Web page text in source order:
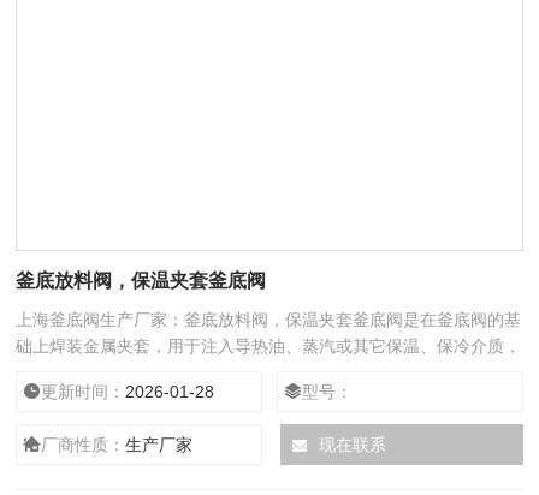
釜底放料阀，保温夹套釜底阀
上海釜底阀生产厂家：釜底放料阀，保温夹套釜底阀是在釜底阀的基
础上焊装金属夹套，用于注入导热油、蒸汽或其它保温、保冷介质，
用于以输送在常温下会凝固的高粘度介质。
更新时间： 2026-01-28 型号：
厂商性质：生产厂家 现在联系